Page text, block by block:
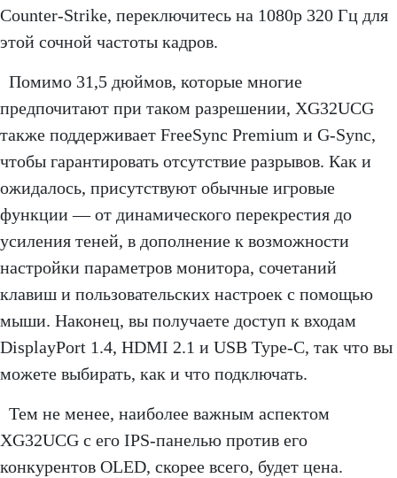
Counter-Strike, переключитесь на 1080p 320 Гц для
этой сочной частоты кадров.
Помимо 31,5 дюймов, которые многие
предпочитают при таком разрешении, XG32UCG
также поддерживает FreeSync Premium и G-Sync,
чтобы гарантировать отсутствие разрывов. Как и
ожидалось, присутствуют обычные игровые
функции — от динамического перекрестия до
усиления теней, в дополнение к возможности
настройки параметров монитора, сочетаний
клавиш и пользовательских настроек с помощью
мыши. Наконец, вы получаете доступ к входам
DisplayPort 1.4, HDMI 2.1 и USB Type-C, так что вы
можете выбирать, как и что подключать.
Тем не менее, наиболее важным аспектом
XG32UCG с его IPS-панелью против его
конкурентов OLED, скорее всего, будет цена.